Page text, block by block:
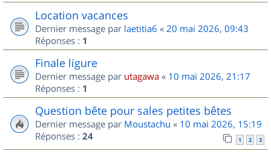
Location vacances
Dernier message par laetitia6 « 20 mai 2026, 09:43
Réponses : 1
Finale ligure
Dernier message par utagawa « 10 mai 2026, 21:17
Réponses : 1
Question bête pour sales petites bêtes
Dernier message par Moustachu « 10 mai 2026, 15:19
Réponses : 24 1 2 3